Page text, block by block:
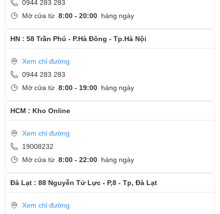
0944 283 283
Mở cửa từ 8:00 - 20:00 hàng ngày
HN : 58 Trần Phú - P.Hà Đông - Tp.Hà Nội
Xem chỉ đường
0944 283 283
Mở cửa từ 8:00 - 19:00 hàng ngày
HCM : Kho Online
Xem chỉ đường
19008232
Mở cửa từ 8:00 - 22:00 hàng ngày
Đà Lạt : 88 Nguyễn Tử Lực - P,8 - Tp, Đà Lạt
Xem chỉ đường